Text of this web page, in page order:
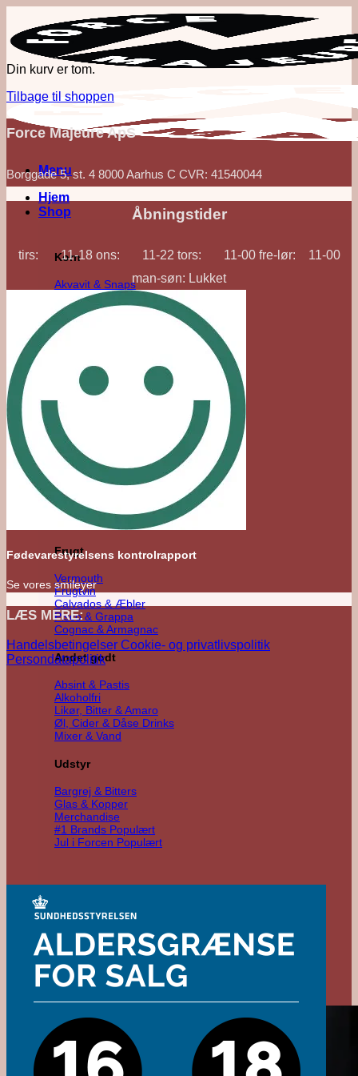
indhold
Menu
Hjem
Shop
Korn
Akvavit & Snaps
Vodka
Whisk(e)y
'Out of Category'
Mezcal
Tequila
Raicilla
Andet Agave
Sukkerrør
Alle Rom
Sød Rom
Tør Rom
Funky Rom
Frugt
Vermouth
Frugtvin
Calvados & Æbler
Pisco & Grappa
Cognac & Armagnac
Andet godt
Absint & Pastis
Alkoholfri
Likør, Bitter & Amaro
Øl, Cider & Dåse Drinks
Mixer & Vand
Udstyr
Bargrej & Bitters
Glas & Kopper
Merchandise
#1 Brands
Jul i Forcen
Din kurv er tom.
Tilbage til shoppen
Force Majeure ApS
Borggade 5, st. 4 8000 Aarhus C CVR: 41540044
Åbningstider
tirs: 11-18 ons: 11-22 tors: 11-00 fre-lør: 11-00
man-søn: Lukket
Fødevarestyrelsens kontrolrapport
Se vores smileyer
LÆS MERE:
Handelsbetingelser Cookie- og privatlivspolitik
Persondatapolitik